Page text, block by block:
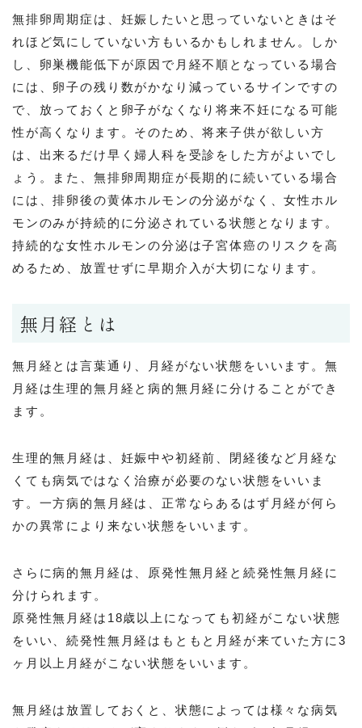
無排卵周期症は、妊娠したいと思っていないときはそ
れほど気にしていない方もいるかもしれません。しか
し、卵巣機能低下が原因で月経不順となっている場合
には、卵子の残り数がかなり減っているサインですの
で、放っておくと卵子がなくなり将来不妊になる可能
性が高くなります。そのため、将来子供が欲しい方
は、出来るだけ早く婦人科を受診をした方がよいでし
ょう。また、無排卵周期症が長期的に続いている場合
には、排卵後の黄体ホルモンの分泌がなく、女性ホル
モンのみが持続的に分泌されている状態となります。
持続的な女性ホルモンの分泌は子宮体癌のリスクを高
めるため、放置せずに早期介入が大切になります。
無月経とは
無月経とは言葉通り、月経がない状態をいいます。無
月経は生理的無月経と病的無月経に分けることができ
ます。
生理的無月経は、妊娠中や初経前、閉経後など月経な
くても病気ではなく治療が必要のない状態をいいま
す。一方病的無月経は、正常ならあるはず月経が何ら
かの異常により来ない状態をいいます。
さらに病的無月経は、原発性無月経と続発性無月経に
分けられます。
原発性無月経は18歳以上になっても初経がこない状態
をいい、続発性無月経はもともと月経が来ていた方に3
ヶ月以上月経がこない状態をいいます。
無月経は放置しておくと、状態によっては様々な病気